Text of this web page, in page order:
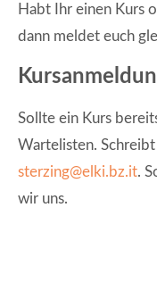
Habt Ihr einen Kurs
dann meldet euch
Sollte ein Kurs
Wartelisten.
sterzing@elki.bz.it.
wir uns.